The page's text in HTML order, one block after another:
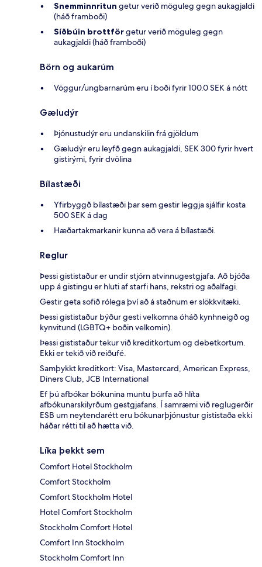
Snemminnritun getur verið möguleg gegn aukagjaldi
(háð framboði)
Síðbúin brottförgetur verið möguleg gegn
aukagjaldi (háð framboði)
Börn og aukarúm
Vöggur/ungbarnarúm eru í boði fyrir 100.0 SEK á nótt
Gæludýr
Þjónustudýr eru undanskilin frá gjöldum
Gæludýr eru leyfð gegn aukagjaldi, SEK 300 fyrir hvert
gistirými, fyrir dvölina
Bílastæði
Yfirbyggð bílastæði þar sem gestir leggja sjálfir kosta
500 SEK á dag
Hæðartakmarkanir kunna að vera á bílastæði.
Reglur
Þessi gististaður er undir stjórn atvinnugestgjafa. Að bjóða
upp á gistingu er hluti af starfi hans, rekstri og aðalfagi.
Gestir geta sofið rólega því að á staðnum er slökkvitæki.
Þessi gististaður býður gesti velkomna óháð kynhneigð og
kynvitund (LGBTQ+ boðin velkomin).
Þessi gististaður tekur við kreditkortum og debetkortum.
Ekki er tekið við reiðufé.
Samþykkt kreditkort: Visa, Mastercard, American Express,
Diners Club, JCB International
Ef þú afbókar bókunina muntu þurfa að hlíta
afbókunarskilyrðum gestgjafans. Í samræmi við reglugerðir
ESB um neytendarétt eru bókunarþjónustur gististaða ekki
háðar rétti til að hætta við.
Líka þekkt sem
Comfort Hotel Stockholm
Comfort Stockholm
Comfort Stockholm Hotel
Hotel Comfort Stockholm
Stockholm Comfort Hotel
Comfort Inn Stockholm
Stockholm Comfort Inn